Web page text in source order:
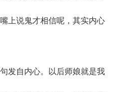
上说鬼才相信呢，其实内心
自内心。以后师娘就是我